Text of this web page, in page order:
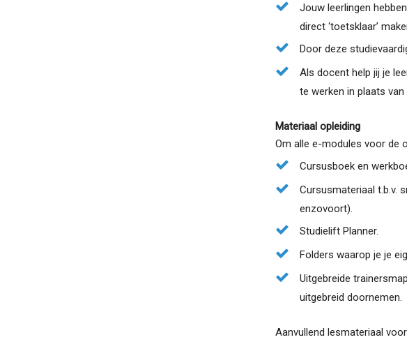
Jouw leerlingen
direct ‘toetsklaar’
Door deze
Als docent help jij je
te werken in plaats
Materiaal opleiding
Om alle e-modules voor de
Cursusboek en
Cursusmateriaal t.b.v.
enzovoort).
Studielift Planner.
Folders waarop je je
Uitgebreide
uitgebreid doornemen.
Aanvullend lesmateriaal